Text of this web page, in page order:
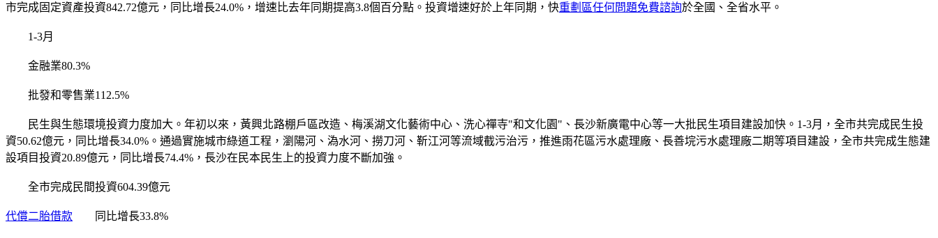
市完成固定資產投資842.72億元，同比增長24.0%，增速比去年同期提高3.8個百分點。投資增速好於上年同期，快重劃區任何問題免費諮詢於全國、全省水平。
1-3月
金融業80.3%
批發和零售業112.5%
民生與生態環境投資力度加大。年初以來，黃興北路棚戶區改造、梅溪湖文化藝術中心、洗心禪寺"和文化園"、長沙新廣電中心等一大批民生項目建設加快。1-3月，全市共完成民生投
資50.62億元，同比增長34.0%。通過實施城市綠道工程，瀏陽河、溈水河、撈刀河、靳江河等流域截污治污，推進雨花區污水處理廠、長善垸污水處理廠二期等項目建設，全市共完成生態建
設項目投資20.89億元，同比增長74.4%，長沙在民本民生上的投資力度不斷加強。
全市完成民間投資604.39億元
代償二胎借款 同比增長33.8%